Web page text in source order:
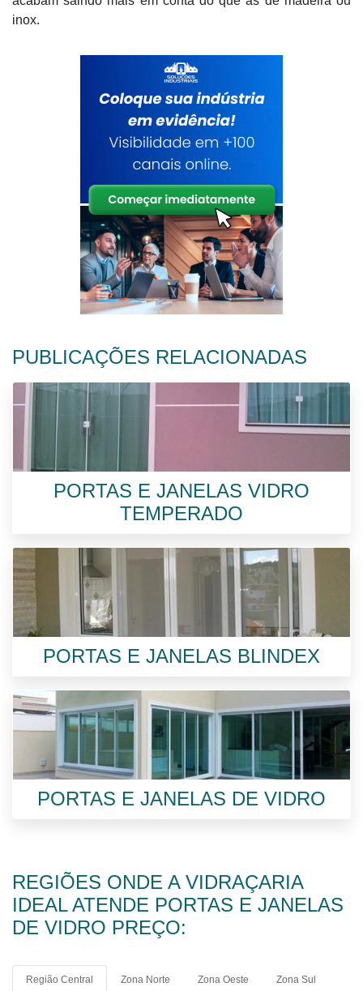
inox.
PUBLICAÇÕES RELACIONADAS
PORTAS E JANELAS VIDRO
TEMPERADO
PORTAS E JANELAS BLINDEX
PORTAS E JANELAS DE VIDRO
REGIÕES ONDE A VIDRAÇARIA
IDEAL ATENDE PORTAS E JANELAS
DE VIDRO PREÇO:
Região Central Zona Norte Zona Oeste Zona Sul